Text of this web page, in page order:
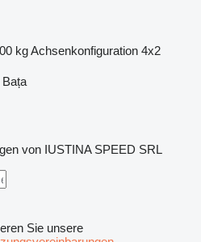
kgAchsenkonfiguration 4x2
von IUSTINA SPEED SRL
Sie unsere